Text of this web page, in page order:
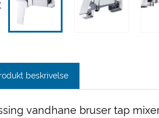
beskrivelse
vandhane bruser tap